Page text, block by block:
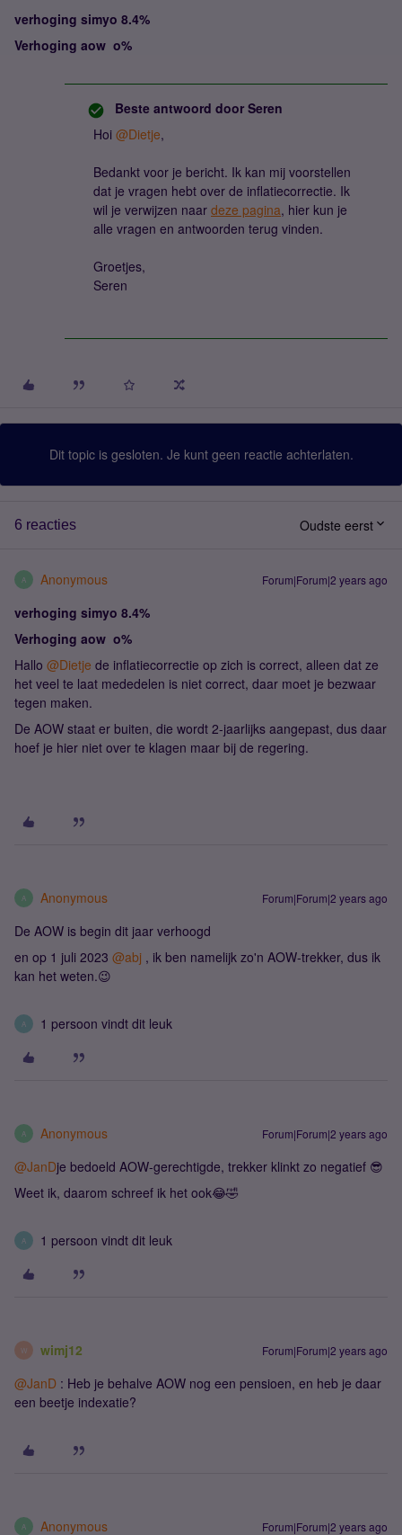
verhoging simyo 8.4%
Verhoging aow o%
Beste antwoord door Seren
Hoi @Dietje,
Bedankt voor je bericht. Ik kan mij voorstellen
dat je vragen hebt over de inflatiecorrectie. Ik
wil je verwijzen naar deze pagina, hier kun je
alle vragen en antwoorden terug vinden.
Groetjes,
Seren
Dit topic is gesloten. Je kunt geen reactie achterlaten.
6 reacties Oudste eerst
A Anonymous Forum|Forum|2 years ago
verhoging simyo 8.4%
Verhoging aow o%
Hallo @Dietje de inflatiecorrectie op zich is correct, alleen dat ze
het veel te laat mededelen is niet correct, daar moet je bezwaar
tegen maken.
De AOW staat er buiten, die wordt 2-jaarlijks aangepast, dus daar
hoef je hier niet over te klagen maar bij de regering.
A Anonymous Forum|Forum|2 years ago
De AOW is begin dit jaar verhoogd
en op 1 juli 2023 @abj , ik ben namelijk zo'n AOW-trekker, dus ik
kan het weten.😉
A 1 persoon vindt dit leuk
A Anonymous Forum|Forum|2 years ago
@JanDje bedoeld AOW-gerechtigde, trekker klinkt zo negatief 😎
Weet ik, daarom schreef ik het ook😂🤣
A 1 persoon vindt dit leuk
W wimj12 Forum|Forum|2 years ago
@JanD : Heb je behalve AOW nog een pensioen, en heb je daar
een beetje indexatie?
A Anonymous Forum|Forum|2 years ago